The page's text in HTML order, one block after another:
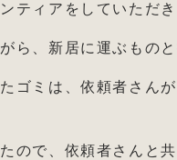
ティアをしていただき
ら、新居に運ぶもの
ゴミは、依頼者さん
ので、依頼者さんと